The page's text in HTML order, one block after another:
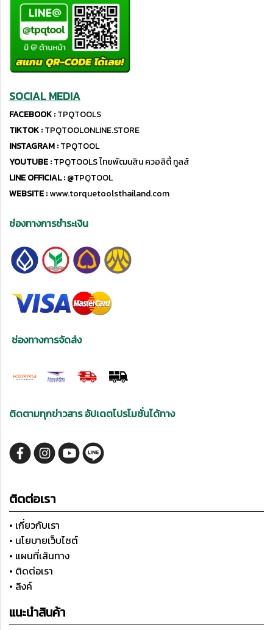
SOCIAL MEDIA
FACEBOOK :TPQTOOLS
TIKTOK :TPQTOOLONLINE.STORE
INSTAGRAM :TPQTOOL
YOUTUBE :TPQTOOLS ไทยพัฒนสิน ควอลิตี้ ทูลส์
LINE OFFICIAL :@TPQTOOL
WEBSITE :www.torquetoolsthailand.com
ช่องทางการชำระเงิน
ช่องทางการจัดส่ง
ติดตามทุกข่าวสาร อัปเดตโปรโมชั่นได้ทาง
ติดต่อเรา
• เกี่ยวกับเรา
• นโยบายเว็บไซต์
• แผนที่เส้นทาง
• ติดต่อเรา
• ลิงค์
แนะนำสินค้า